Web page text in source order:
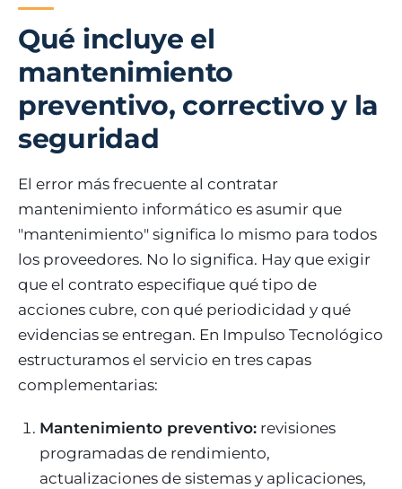
Qué incluye el
mantenimiento
preventivo, correctivo y la
seguridad
El error más frecuente al contratar
mantenimiento informático es asumir que
"mantenimiento" significa lo mismo para todos
los proveedores. No lo significa. Hay que exigir
que el contrato especifique qué tipo de
acciones cubre, con qué periodicidad y qué
evidencias se entregan. En Impulso Tecnológico
estructuramos el servicio en tres capas
complementarias:
Mantenimiento preventivo: revisiones
programadas de rendimiento,
actualizaciones de sistemas y aplicaciones,